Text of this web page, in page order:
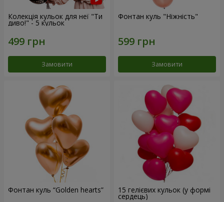
Колекція кульок для неї "Ти
диво!" - 5 кульок
Замовити
Фонтан куль "Ніжність"
Замовити
Фонтан куль “Golden hearts” 15 гелієвих кульок (у формі
сердець)